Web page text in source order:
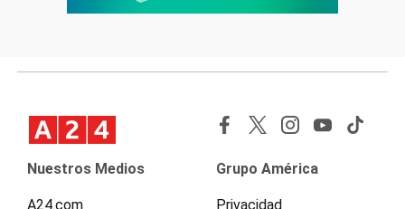
Nuestros Medios
A24.com
Grupo América
Privacidad